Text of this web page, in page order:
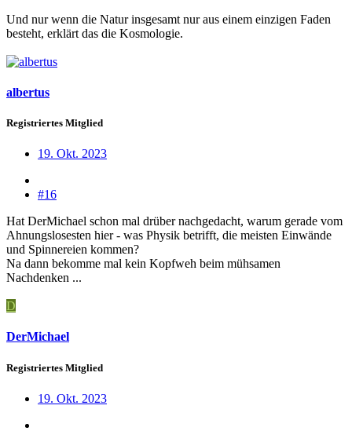
Und nur wenn die Natur insgesamt nur aus einem einzigen Faden
besteht, erklärt das die Kosmologie.
albertus
Registriertes Mitglied
19. Okt. 2023
#16
Hat DerMichael schon mal drüber nachgedacht, warum gerade vom
Ahnungslosesten hier - was Physik betrifft, die meisten Einwände
und Spinnereien kommen?
Na dann bekomme mal kein Kopfweh beim mühsamen
Nachdenken ...
D
DerMichael
Registriertes Mitglied
19. Okt. 2023